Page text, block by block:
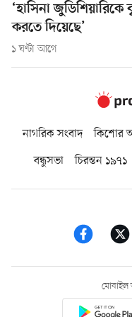
‘হাসিনা জুডিশিয়ারিকে
করতে দিয়েছে’
১ ঘণ্টা আগে
নাগরিক সংবাদ কিশোর
বন্ধুসভা
চিরন্তন ১৯৭১